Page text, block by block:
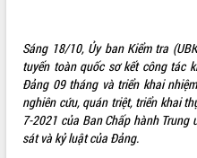
SỞ, BAN, NGÀNH
UBND CÁC XÃ, PHƯỜNG
THÔNG TIN CHỈ ĐẠO ĐIỀU HÀNH
Sáng 18/10, Ủy ban Kiểm tra
tuyến toàn quốc sơ kết công tác
Đảng 09 tháng và triển khai
nghiên cứu, quán triệt, triển khai
7-2021 của Ban Chấp hành
sát và kỷ luật của Đảng.